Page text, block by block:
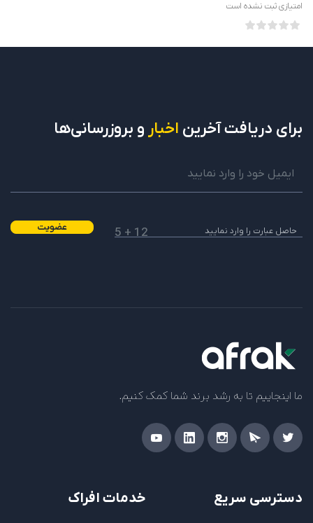
امتیازی ثبت نشده است
برای دریافتآخرین اخبار و بروزرسانی‌ها
12 + 5 عضویت
ما اینجاییم تا به رشد برند شما کمک کنیم.
دسترسی سریع خدمات افراک